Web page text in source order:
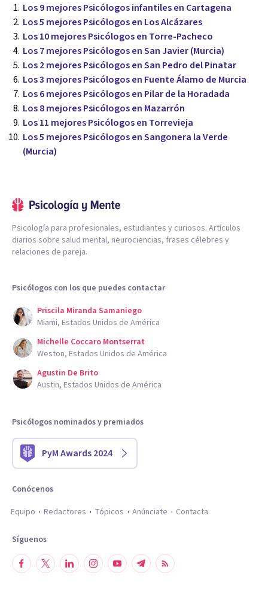
Los 9 mejores Psicólogos infantiles en Cartagena
Los 5 mejores Psicólogos en Los Alcázares
Los 10 mejores Psicólogos en Torre-Pacheco
Los 7 mejores Psicólogos en San Javier (Murcia)
Los 2 mejores Psicólogos en San Pedro del Pinatar
Los 3 mejores Psicólogos en Fuente Álamo de Murcia
Los 6 mejores Psicólogos en Pilar de la Horadada
Los 8 mejores Psicólogos en Mazarrón
Los 11 mejores Psicólogos en Torrevieja
Los 5 mejores Psicólogos en Sangonera la Verde
(Murcia)
Psicología para profesionales, estudiantes y curiosos. Artículos
diarios sobre salud mental, neurociencias, frases célebres y
relaciones de pareja.
Psicólogos con los que puedes contactar
Priscila Miranda Samaniego
Miami, Estados Unidos de América
Michelle Coccaro Montserrat
Weston, Estados Unidos de América
Agustin De Brito
Austin, Estados Unidos de América
Psicólogos nominados y premiados
PyM Awards 2024
Conócenos
Equipo
Redactores Tópicos Anúnciate Contacta
Síguenos